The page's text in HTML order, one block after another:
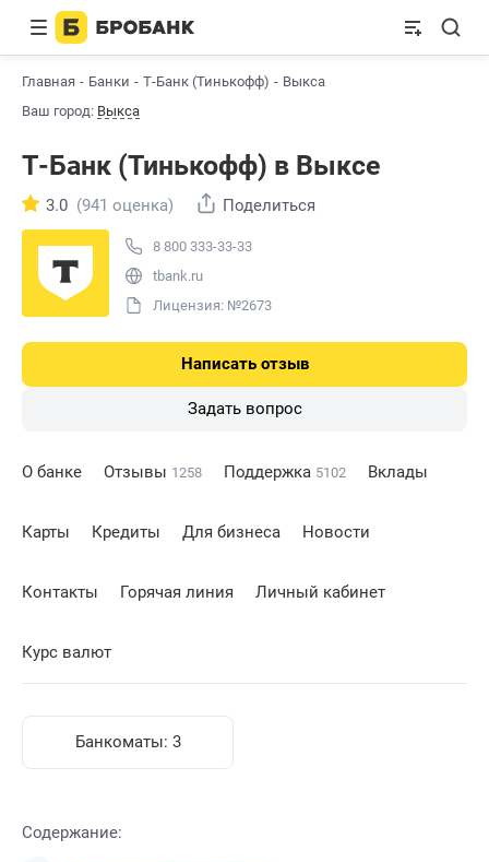
Главная Банки Т-Банк (Тинькофф)
Выкса
Ваш город: Выкса
Т-Банк (Тинькофф) в Выксе
8 800 333-33-33
tbank.ru
Лицензия: №2673
3.0 (941 оценка) Поделиться
Написать отзыв
Задать вопрос
О банке Отзывы 1258 Поддержка 5102 Вклады
Карты Кредиты Для бизнеса Новости
Контакты Горячая линия Личный кабинет
Курс валют
Банкоматы: 3
Содержание: